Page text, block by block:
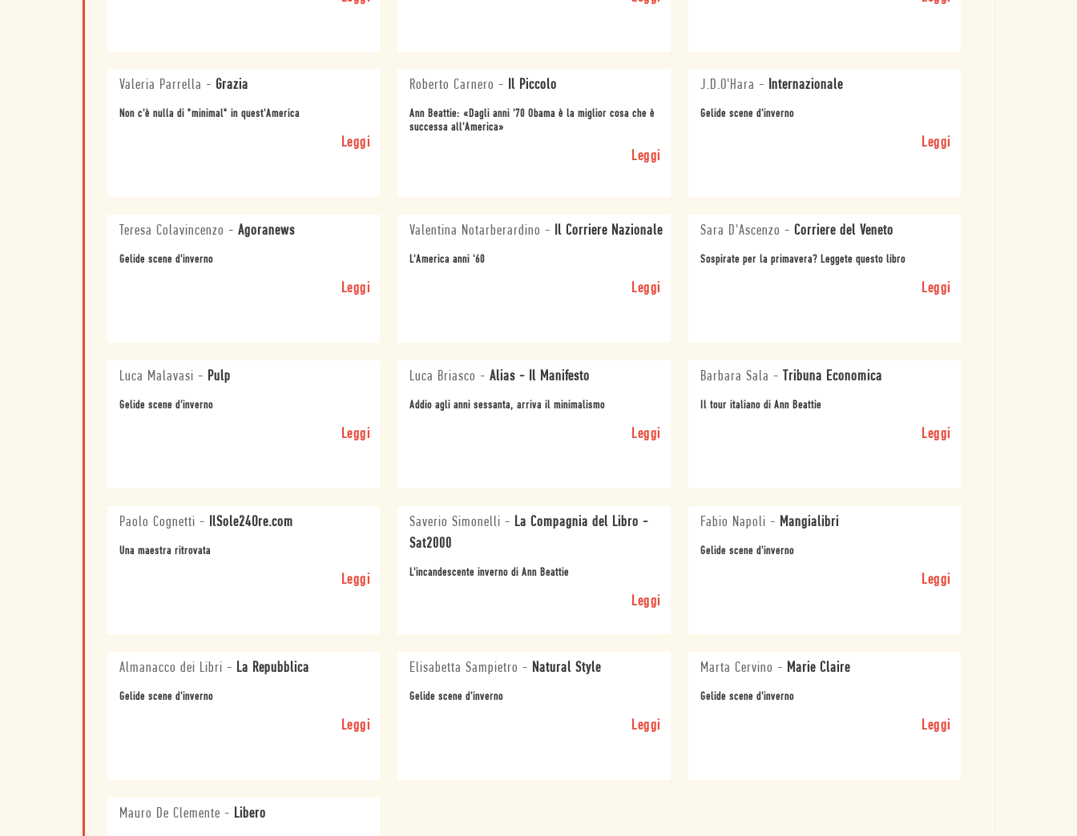
Valeria Parrella - Grazia
Non c'è nulla di "minimal" in quest'America
Leggi
Roberto Carnero - Il Piccolo
Ann Beattie: «Dagli anni '70 Obama è la miglior cosa che è
successa all'America»
Leggi
J.D.O'Hara - Internazionale
Gelide scene d'inverno
Leggi
Teresa Colavincenzo - Agoranews
Gelide scene d'inverno
Leggi
Valentina Notarberardino - Il Corriere Nazionale
L'America anni '60
Leggi
Sara D'Ascenzo - Corriere del Veneto
Sospirate per la primavera? Leggete questo libro
Leggi
Luca Malavasi - Pulp
Gelide scene d'inverno
Leggi
Luca Briasco -Alias - Il Manifesto
Addio agli anni sessanta, arriva il minimalismo
Leggi
Barbara Sala - Tribuna Economica
Il tour italiano di Ann Beattie
Leggi
Paolo Cognetti - IlSole24Ore.com
Una maestra ritrovata
Leggi
Saverio Simonelli - La Compagnia del Libro -
Sat2000
L'incandescente inverno di Ann Beattie
Leggi
Fabio Napoli - Mangialibri
Gelide scene d'inverno
Leggi
Almanacco dei Libri - La Repubblica
Gelide scene d'inverno
Leggi
Elisabetta Sampietro - Natural Style
Gelide scene d'inverno
Leggi
Marta Cervino - Marie Claire
Gelide scene d'inverno
Leggi
Mauro De Clemente - Libero